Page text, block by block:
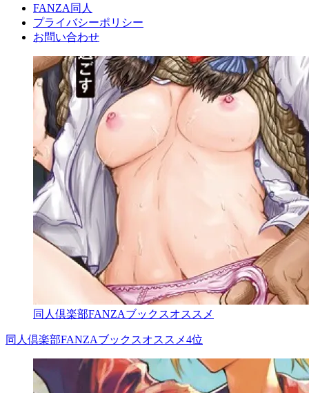
FANZA同人
プライバシーポリシー
お問い合わせ
同人倶楽部FANZAブックスオススメ
同人倶楽部FANZAブックスオススメ4位